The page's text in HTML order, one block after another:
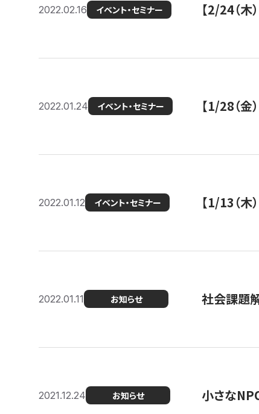
2022.02.16 イベント・セミナー 【2/24（
2022.01.24 イベント・セミナー 【1/28（
2022.01.12 イベント・セミナー 【1/13（
2022.01.11 お知らせ 社会課題
2021.12.24 お知らせ 小さな